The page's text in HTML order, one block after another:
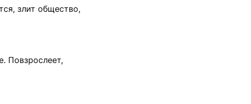
злит общество,
Повзрослеет,